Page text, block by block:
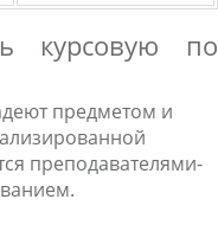
курсовую по
предметом и
преподавателями-